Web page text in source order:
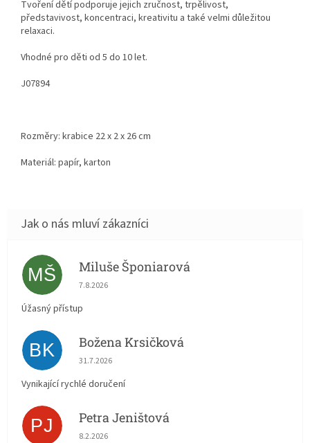
Tvoření dětí podporuje jejich zručnost, trpělivost,
představivost, koncentraci, kreativitu a také velmi důležitou
relaxaci.
Vhodné pro děti od 5 do 10 let.
J07894
Rozměry: krabice 22 x 2 x 26 cm
Materiál: papír, karton
MŠ Miluše Šponiarová
Hodnocení obchodu je 5 z 5 hvězdiček.
7.8.2026
Úžasný přístup
BK Božena Krsičková
Hodnocení obchodu je 5 z 5 hvězdiček.
31.7.2026
Vynikající rychlé doručení
PJ Petra Jeništová
Hodnocení obchodu je 5 z 5 hvězdiček.
8.2.2026